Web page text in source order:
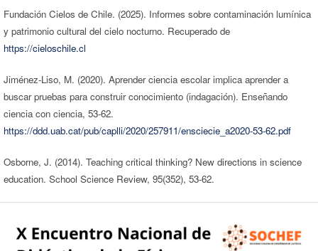
Fundación Cielos de Chile. (2025). Informes sobre contaminación lumínica
y patrimonio cultural del cielo nocturno. Recuperado de
https://cieloschile.cl
Jiménez-Liso, M. (2020). Aprender ciencia escolar implica aprender a
buscar pruebas para construir conocimiento (indagación). Enseñando
ciencia con ciencia, 53-62.
https://ddd.uab.cat/pub/caplli/2020/257911/ensciecie_a2020-53-62.pdf
Osborne, J. (2014). Teaching critical thinking? New directions in science
education. School Science Review, 95(352), 53-62.